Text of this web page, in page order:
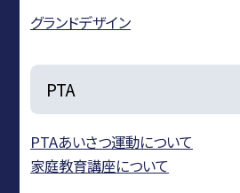
グランドデザイン
PTA
PTAあいさつ運動について
家庭教育講座について